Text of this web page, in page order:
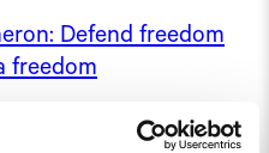
Defend freedom
freedom